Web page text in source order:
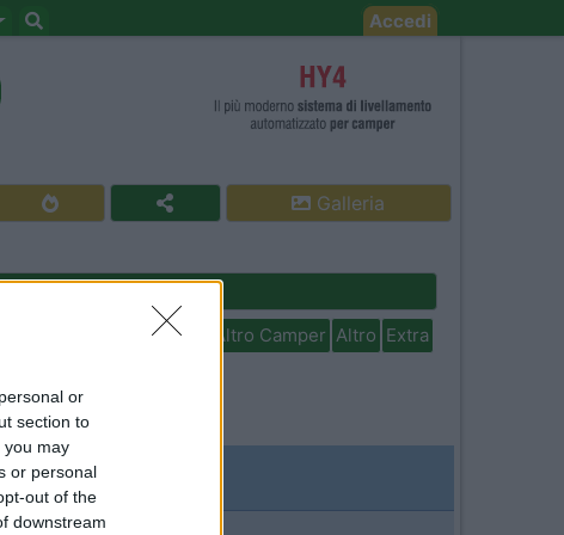
or
section to
you may
or personal
out of the
downstream
Accedi
Galleria
In camper per Altro Camper Altro Extra